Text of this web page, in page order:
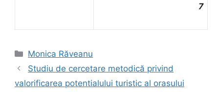
7
Categorii
Monica Răveanu
Studiu de cercetare metodică privind
valorificarea potentialului turistic al orasului